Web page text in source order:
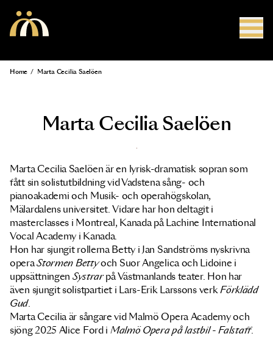
Breadcrumb
Home / Marta Cecilia Saelöen
Marta Cecilia Saelöen
Marta Cecilia Saelöen är en lyrisk-dramatisk sopran som
fått sin solistutbildning vid Vadstena sång- och
pianoakademi och Musik- och operahögskolan,
Mälardalens universitet. Vidare har hon deltagit i
masterclasses i Montreal, Kanada på Lachine International
Vocal Academy i Kanada.
Hon har sjungit rollerna Betty i Jan Sandströms nyskrivna
operaStormen Bettyoch Suor Angelica och Lidoine i
uppsättningen Systrarpå Västmanlands teater. Hon har
även sjungit solistpartiet i Lars-Erik Larssons verkFörklädd
Gud.
Marta Cecilia är sångare vid Malmö Opera Academy och
sjöng 2025 Alice Ford i Malmö Opera på lastbil - Falstaff.